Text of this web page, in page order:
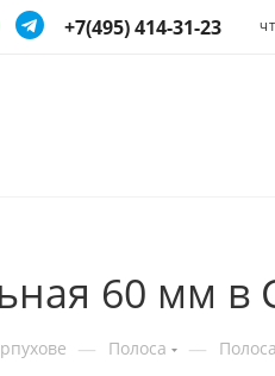
+7(495) 414-31-23
60 мм в
— Полоса —